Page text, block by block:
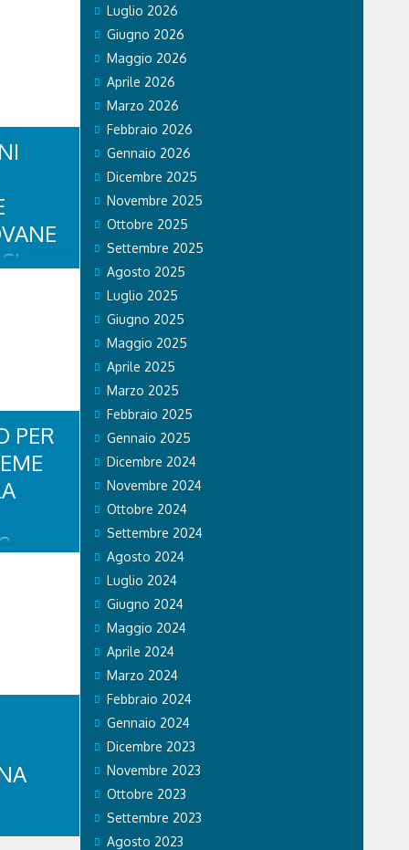
inedito
Music),
PER
Luglio 2026
Giugno 2026
Maggio 2026
Aprile 2026
Marzo 2026
Febbraio 2026
Gennaio 2026
Dicembre 2025
Novembre 2025
Ottobre 2025
Settembre 2025
Agosto 2025
Luglio 2025
Giugno 2025
Maggio 2025
Aprile 2025
Marzo 2025
Febbraio 2025
Gennaio 2025
Dicembre 2024
Novembre 2024
Ottobre 2024
Settembre 2024
Agosto 2024
Luglio 2024
Giugno 2024
Maggio 2024
Aprile 2024
Marzo 2024
Febbraio 2024
Gennaio 2024
Dicembre 2023
Novembre 2023
Ottobre 2023
Settembre 2023
Agosto 2023